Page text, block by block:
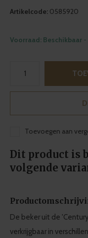
Artikelcode: 0585920
Voorraad: Beschikbaar -
Toevoegen aan
Dit product is
volgende
De beker uit de
verkrijgbaar in